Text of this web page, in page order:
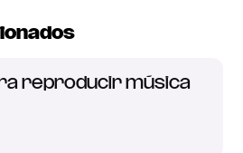
reproducir música